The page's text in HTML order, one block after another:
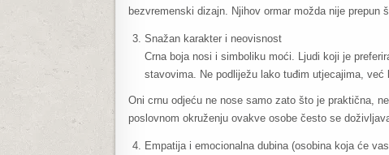
bezvremenski dizajn. Njihov ormar možda nije
Snažan karakter i neovisnost
Crna boja nosi i simboliku moći. Ljudi koji je
stavovima. Ne podliježu lako tuđim utjecajima, već
Oni crnu odjeću ne nose samo zato što je praktična,
poslovnom okruženju ovakve osobe često se
Empatija i emocionalna dubina (osobina koja će